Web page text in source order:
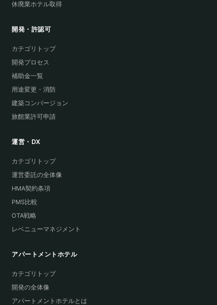
休廃業ホテル取得
開発・許認可
カテゴリトップ
開発プロセス
補助金一覧
用途変更・消防
建築コンバージョン
旅館業許可申請
運営・DX
カテゴリトップ
運営委託の全体像
HMA契約条項
PMS比較
OTA戦略
レベニューマネジメント
アパートメントホテル
カテゴリトップ
開発の全体像
アパートメントホテルとは